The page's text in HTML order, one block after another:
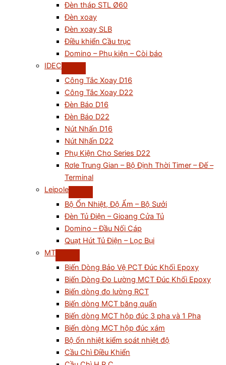
Đèn tháp STL Ø60
Đèn xoay
Đèn xoay SLB
Điều khiển Cầu trục
Domino – Phụ kiện – Còi báo
IDEC
Công Tắc Xoay D16
Công Tắc Xoay D22
Đèn Báo D16
Đèn Báo D22
Nút Nhấn D16
Nút Nhấn D22
Phụ Kiện Cho Series D22
Rơle Trung Gian – Bộ Định Thời Timer – Đế –
Terminal
Leipole
Bộ Ổn Nhiệt, Độ Ẩm – Bộ Sưởi
Đèn Tủ Điện – Gioang Cửa Tủ
Domino – Đầu Nối Cáp
Quạt Hút Tủ Điện – Lọc Bụi
MT
Biến Dòng Bảo Vệ PCT Đúc Khối Epoxy
Biến Dòng Đo Lường MCT Đúc Khối Epoxy
Biến dòng đo lường RCT
Biến dòng MCT băng quấn
Biến dòng MCT hộp đúc 3 pha và 1 Pha
Biến dòng MCT hộp đúc xám
Bộ ổn nhiệt kiểm soát nhiệt độ
Cầu Chì Điều Khiển